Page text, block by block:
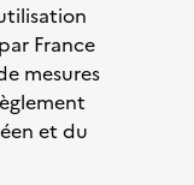
France
mesures
et du